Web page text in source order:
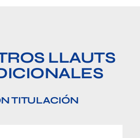
LLAUTS
TITULACIÓN